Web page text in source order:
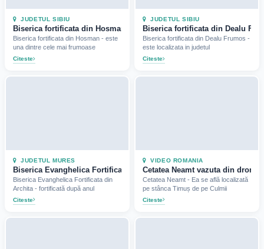
JUDETUL SIBIU
Biserica fortificata din Hosman, jud Sibiu (2023)
Biserica fortificata din Hosman - este
una dintre cele mai frumoase
Citeste
JUDETUL SIBIU
Biserica fortificata din Dealu
Biserica fortificata din Dealu Frumos -
este localizata in judetul
Citeste
JUDETUL MURES
Biserica Evanghelica Fortificata din Archita, jud Mures
Biserica Evanghelica Fortificata din
Archita - fortificată după anul
Citeste
VIDEO ROMANIA
Cetatea Neamt vazuta din drona
Cetatea Neamt - Ea se află localizată
pe stânca Timuș de pe Culmii
Citeste